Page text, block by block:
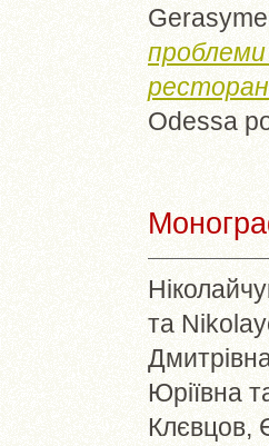
проблеми
Odessa
та
Юріївна
Клєвцов,